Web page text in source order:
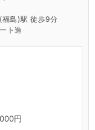
福島)駅 徒歩9分
ト造
円